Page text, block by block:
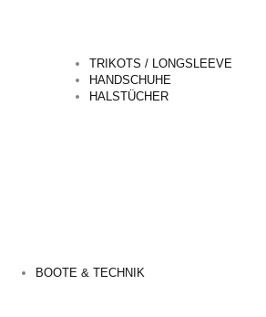
TRIKOTS / LONGSLEEVE
HANDSCHUHE
HALSTÜCHER
BOOTE & TECHNIK